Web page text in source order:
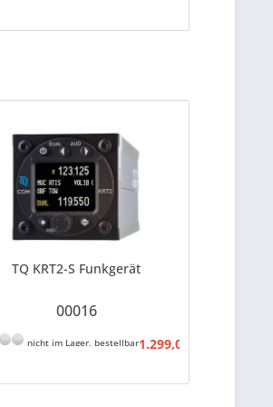
TQ KRT2-S Funkgerät
00016
nicht im Lager, bestellbar1.299,00 € *